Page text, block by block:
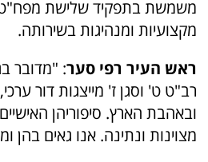
משמשת בתפקיד שלישת מפח"ט
מקצועיות ומנהיגות בשירותה.
ראש העיר רפי סער: "מדובר
רב"ט ט' וסגן ז' מייצגות דור
ובאהבת הארץ. סיפוריהן
מצוינות ונתינה. אנו גאים